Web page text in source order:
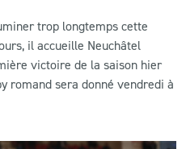
trop longtemps cette
il accueille Neuchâtel
victoire de la saison hier
romand sera donné vendredi à